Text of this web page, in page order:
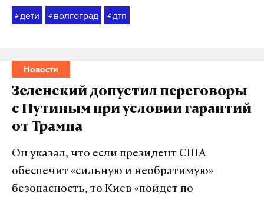
# дети # волгоград # дтп
Новости
Зеленский допустил переговоры
с Путиным при условии гарантий
от Трампа
Он указал, что если президент США
обеспечит «сильную и необратимую»
безопасность, то Киев «пойдет по